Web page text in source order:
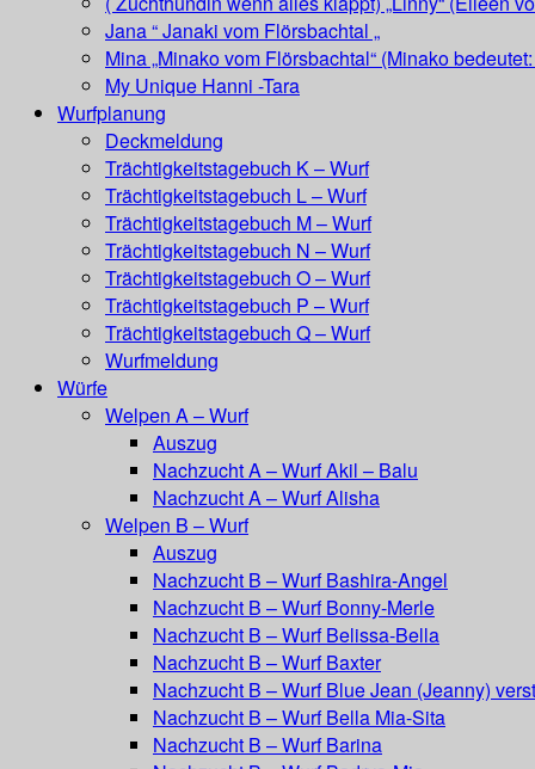
Jana “ Janaki vom Flörsbachtal „
Mina „Minako vom Flörsbachtal“ (Minako
My Unique Hanni -Tara
Wurfplanung
Deckmeldung
Trächtigkeitstagebuch K – Wurf
Trächtigkeitstagebuch L – Wurf
Trächtigkeitstagebuch M – Wurf
Trächtigkeitstagebuch N – Wurf
Trächtigkeitstagebuch O – Wurf
Trächtigkeitstagebuch P – Wurf
Trächtigkeitstagebuch Q – Wurf
Wurfmeldung
Würfe
Welpen A – Wurf
Auszug
Nachzucht A – Wurf Akil – Balu
Nachzucht A – Wurf Alisha
Welpen B – Wurf
Auszug
Nachzucht B – Wurf Bashira-Angel
Nachzucht B – Wurf Bonny-Merle
Nachzucht B – Wurf Belissa-Bella
Nachzucht B – Wurf Baxter
Nachzucht B – Wurf Blue Jean (Jeanny)
Nachzucht B – Wurf Bella Mia-Sita
Nachzucht B – Wurf Barina